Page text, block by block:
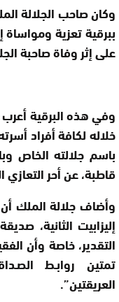
ببرقية تعزية ومواساة
على إثر وفاة صاحبة
وفي هذه البرقية أعرب
خلاله لكافة أفراد
باسم جلالته الخاص
قاطبة، عن أحر
وأضاف جلالة الملك
إليزابيت الثانية،
التقدير، خاصة وأن
تمتين روابـط
العريقتين”.